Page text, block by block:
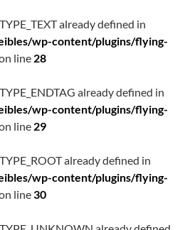
already defined in
wp-content/plugins/flying-
line 28
already defined in
wp-content/plugins/flying-
line 29
already defined in
wp-content/plugins/flying-
line30